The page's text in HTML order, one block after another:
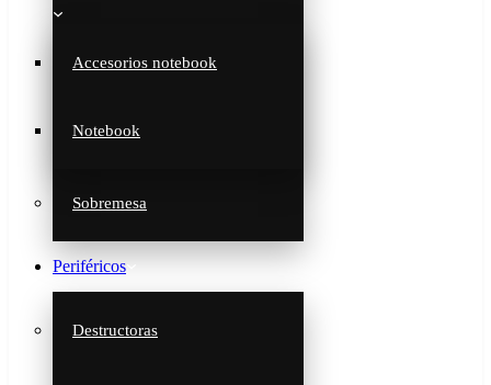
Accesorios notebook
Notebook
Sobremesa
Periféricos
Destructoras